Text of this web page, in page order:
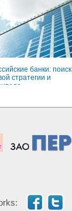
банки: поиск
стратегии и